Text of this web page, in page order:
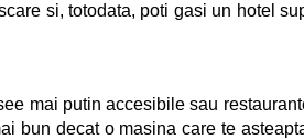
si, totodata, poti gasi un hotel
mai putin accesibile sau
bun decat o masina care te